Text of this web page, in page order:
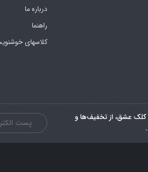
درباره ما
راهنما
کلاسهای
کلک عشق، از تخفیف‌ها و